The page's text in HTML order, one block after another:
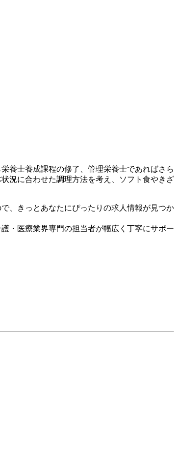
養士養成課程の修了、管理栄養士であればさら
況に合わせた調理方法を考え、ソフト食やきざ
、きっとあなたにぴったりの求人情報が見つか
・医療業界専門の担当者が幅広く丁寧にサポー